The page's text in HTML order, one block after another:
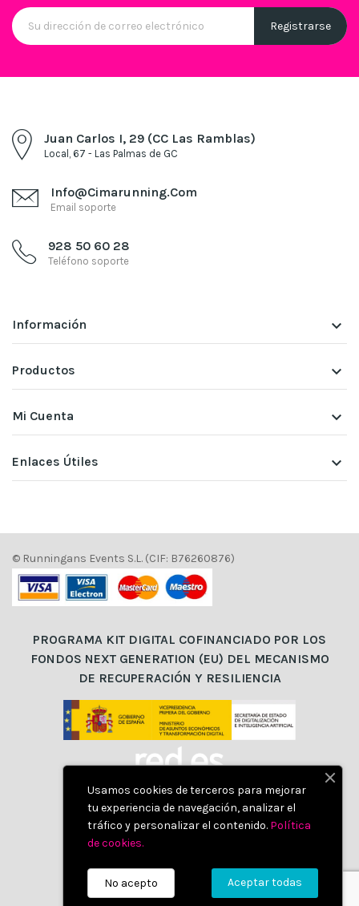
Juan Carlos I, 29 (CC Las Ramblas)
Local, 67 - Las Palmas de GC
Info@cimarunning.com
Email soporte
928 50 60 28
Teléfono soporte
Información keyboard_arrow_down
Productos keyboard_arrow_down
Mi Cuenta keyboard_arrow_down
Enlaces Útiles keyboard_arrow_down
© Runningans Events S.L. (CIF: B76260876)
PROGRAMA KIT DIGITAL COFINANCIADO POR LOS
FONDOS NEXT GENERATION (EU) DEL MECANISMO
DE RECUPERACIÓN Y RESILIENCIA
Usamos cookies de terceros para mejorar
tu experiencia de navegación, analizar el
tráfico y personalizar el contenido. Política
de cookies.
Aceptar todas
No acepto